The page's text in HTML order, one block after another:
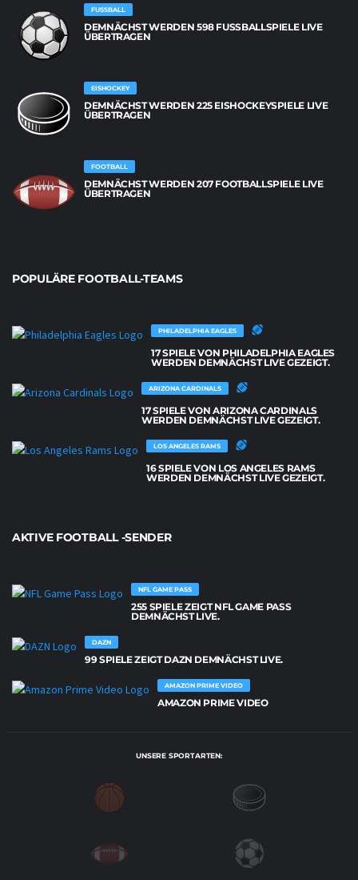
FUSSBALL
DEMNÄCHST WERDEN 598 FUSSBALLSPIELE LIVE Ü
BERTRAGEN
EISHOCKEY
DEMNÄCHST WERDEN 225 EISHOCKEYSPIELE LIVE
ÜBERTRAGEN
FOOTBALL
DEMNÄCHST WERDEN 207 FOOTBALLSPIELE LIVE
ÜBERTRAGEN
POPULÄRE FOOTBALL-TEAMS
PHILADELPHIA EAGLES
17 SPIELE VON PHILADELPHIA EAGLES
WERDEN DEMNÄCHST LIVE GEZEIGT.
ARIZONA CARDINALS
17 SPIELE VON ARIZONA CARDINALS
WERDEN DEMNÄCHST LIVE GEZEIGT.
LOS ANGELES RAMS
16 SPIELE VON LOS ANGELES RAMS
WERDEN DEMNÄCHST LIVE GEZEIGT.
AKTIVE FOOTBALL -SENDER
NFL GAME PASS
255 SPIELE ZEIGT NFL GAME PASS
DEMNÄCHST LIVE.
DAZN
99 SPIELE ZEIGT DAZN DEMNÄCHST LIVE.
AMAZON PRIME VIDEO
AMAZON PRIME VIDEO
UNSERE SPORTARTEN: